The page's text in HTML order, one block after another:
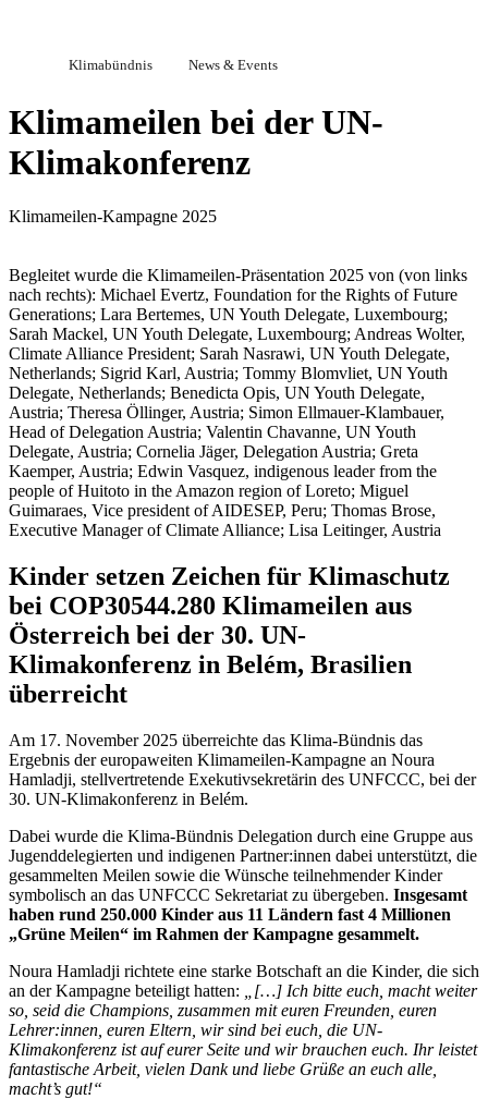
Klimabündnis News & Events
Klimameilen bei der UN-
Klimakonferenz
Klimameilen-Kampagne 2025
Begleitet wurde die Klimameilen-Präsentation 2025 von (von links
nach rechts): Michael Evertz, Foundation for the Rights of Future
Generations; Lara Bertemes, UN Youth Delegate, Luxembourg;
Sarah Mackel, UN Youth Delegate, Luxembourg; Andreas Wolter,
Climate Alliance President; Sarah Nasrawi, UN Youth Delegate,
Netherlands; Sigrid Karl, Austria; Tommy Blomvliet, UN Youth
Delegate, Netherlands; Benedicta Opis, UN Youth Delegate,
Austria; Theresa Öllinger, Austria; Simon Ellmauer-Klambauer,
Head of Delegation Austria; Valentin Chavanne, UN Youth
Delegate, Austria; Cornelia Jäger, Delegation Austria; Greta
Kaemper, Austria; Edwin Vasquez, indigenous leader from the
people of Huitoto in the Amazon region of Loreto; Miguel
Guimaraes, Vice president of AIDESEP, Peru; Thomas Brose,
Executive Manager of Climate Alliance; Lisa Leitinger, Austria
Kinder setzen Zeichen für Klimaschutz
bei COP30544.280 Klimameilen aus
Österreich bei der 30. UN-
Klimakonferenz in Belém, Brasilien
überreicht
Am 17. November 2025 überreichte das Klima-Bündnis das
Ergebnis der europaweiten Klimameilen-Kampagne an Noura
Hamladji, stellvertretende Exekutivsekretärin des UNFCCC, bei der
30. UN-Klimakonferenz in Belém.
Dabei wurde die Klima-Bündnis Delegation durch eine Gruppe aus
Jugenddelegierten und indigenen Partner:innen dabei unterstützt, die
gesammelten Meilen sowie die Wünsche teilnehmender Kinder
symbolisch an das UNFCCC Sekretariat zu übergeben. Insgesamt
haben rund 250.000 Kinder aus 11 Ländern fast 4 Millionen
„Grüne Meilen“ im Rahmen der Kampagne gesammelt.
Noura Hamladji richtete eine starke Botschaft an die Kinder, die sich
an der Kampagne beteiligt hatten:
„[…] Ich bitte euch, macht weiter
so, seid die Champions, zusammen mit euren Freunden, euren
Lehrer:innen, euren Eltern, wir sind bei euch, die UN-
Klimakonferenz ist auf eurer Seite und wir brauchen euch. Ihr leistet
fantastische Arbeit, vielen Dank und liebe Grüße an euch alle,
macht’s gut!“